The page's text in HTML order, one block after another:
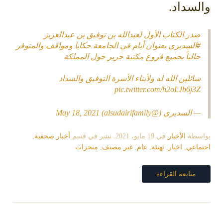
والسداد.
صدر الكتاب الأول لعبدالله بن توفيق بن عبدالعزيز
#السديري بعنوان أيام في الجامعة حكايا ومواقف والمتوفر
حالياً بجميع فروع مكتبة جرير حول المملكة
سائلين الله له ولأبناء الأسرة التوفيق والسداد
pic.twitter.com/h2oLJb6j3Z
— السديري (@alsudairifamily) May 18, 2021
بواسطة الأخبار في 19 مايو، 2021 . نشر في قسم أخبار صحفية,
اجتماعي, اخبار , تهنئة, عام, غير مصنف, منجزات
متابعة القراءة